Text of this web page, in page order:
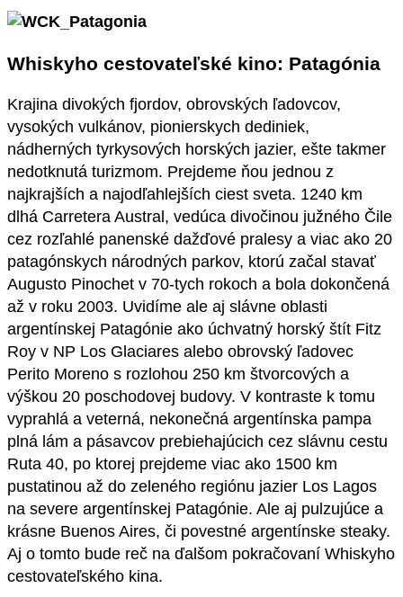
Whiskyho cestovateľské kino: Patagónia
Krajina divokých fjordov, obrovských ľadovcov,
vysokých vulkánov, pionierskych dediniek,
nádherných tyrkysových horských jazier, ešte takmer
nedotknutá turizmom. Prejdeme ňou jednou z
najkrajších a najodľahlejších ciest sveta. 1240 km
dlhá Carretera Austral, vedúca divočinou južného Čile
cez rozľahlé panenské dažďové pralesy a viac ako 20
patagónskych národných parkov, ktorú začal stavať
Augusto Pinochet v 70-tych rokoch a bola dokončená
až v roku 2003. Uvidíme ale aj slávne oblasti
argentínskej Patagónie ako úchvatný horský štít Fitz
Roy v NP Los Glaciares alebo obrovský ľadovec
Perito Moreno s rozlohou 250 km štvorcových a
výškou 20 poschodovej budovy. V kontraste k tomu
vyprahlá a veterná, nekonečná argentínska pampa
plná lám a pásavcov prebiehajúcich cez slávnu cestu
Ruta 40, po ktorej prejdeme viac ako 1500 km
pustatinou až do zeleného regiónu jazier Los Lagos
na severe argentínskej Patagónie. Ale aj pulzujúce a
krásne Buenos Aires, či povestné argentínske steaky.
Aj o tomto bude reč na ďalšom pokračovaní Whiskyho
cestovateľského kina.